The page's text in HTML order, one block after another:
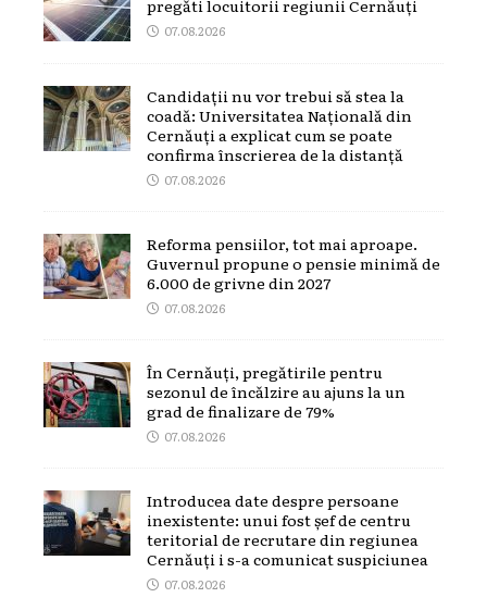
pregăti locuitorii regiunii Cernăuți
07.08.2026
Candidații nu vor trebui să stea la
coadă: Universitatea Națională din
Cernăuți a explicat cum se poate
confirma înscrierea de la distanță
07.08.2026
Reforma pensiilor, tot mai aproape.
Guvernul propune o pensie minimă de
6.000 de grivne din 2027
07.08.2026
În Cernăuți, pregătirile pentru
sezonul de încălzire au ajuns la un
grad de finalizare de 79%
07.08.2026
Introducea date despre persoane
inexistente: unui fost șef de centru
teritorial de recrutare din regiunea
Cernăuți i s-a comunicat suspiciunea
07.08.2026